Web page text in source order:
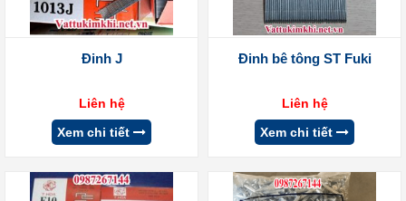
Đinh J
Liên hệ
Xem chi tiết
Đinh bê tông ST Fuki
Liên hệ
Xem chi tiết